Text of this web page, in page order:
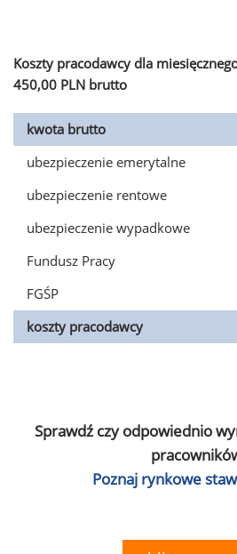
Koszty pracodawcy dla
450,00 PLN brutto
kwota brutto
ubezpieczenie emerytalne
ubezpieczenie rentowe
ubezpieczenie wypadkowe
Fundusz Pracy
FGŚP
koszty pracodawcy
Sprawdź czy odpowiednio
Poznaj rynkowe